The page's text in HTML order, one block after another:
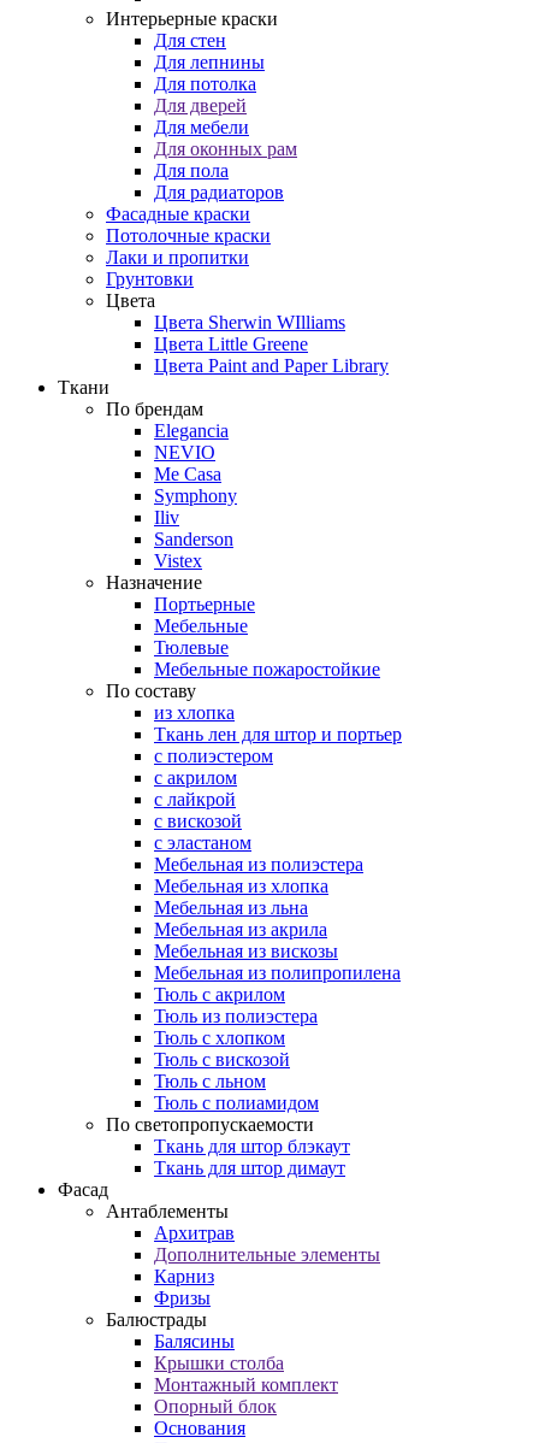
Интерьерные краски
Для стен
Для лепнины
Для потолка
Для дверей
Для мебели
Для оконных рам
Для пола
Для радиаторов
Фасадные краски
Потолочные краски
Лаки и пропитки
Грунтовки
Цвета
Цвета Sherwin WIlliams
Цвета Little Greene
Цвета Paint and Paper Library
Ткани
По брендам
Elegancia
NEVIO
Me Casa
Symphony
Iliv
Sanderson
Vistex
Назначение
Портьерные
Мебельные
Тюлевые
Мебельные пожаростойкие
По составу
из хлопка
Ткань лен для штор и портьер
с полиэстером
с акрилом
с лайкрой
с вискозой
с эластаном
Мебельная из полиэстера
Мебельная из хлопка
Мебельная из льна
Мебельная из акрила
Мебельная из вискозы
Мебельная из полипропилена
Тюль с акрилом
Тюль из полиэстера
Тюль с хлопком
Тюль с вискозой
Тюль с льном
Тюль с полиамидом
По светопропускаемости
Ткань для штор блэкаут
Ткань для штор димаут
Фасад
Антаблементы
Архитрав
Дополнительные элементы
Карниз
Фризы
Балюстрады
Балясины
Крышки столба
Монтажный комплект
Опорный блок
Основания